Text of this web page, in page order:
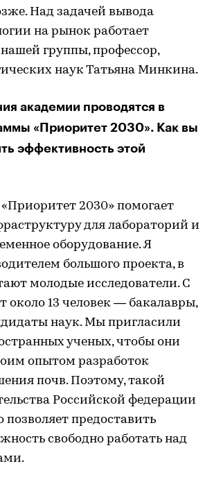
Над задачей вывода
на рынок работает
группы, профессор,
наук Татьяна Минкина.
академии проводятся в
«Приоритет 2030». Как вы
эффективность этой
2030» помогает
для лабораторий и
оборудование. Я
большого проекта, в
молодые исследователи. С
около 13 человек — бакалавры,
наук. Мы пригласили
ученых, чтобы они
опытом разработок
почв. Поэтому, такой
Российской федерации
позволяет предоставить
свободно работать над